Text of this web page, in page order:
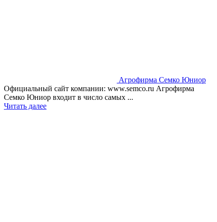
Агрофирма Семко Юниор
Официальный сайт компании: www.semco.ru Агрофирма
Семко Юниор входит в число самых ...
Читать далее